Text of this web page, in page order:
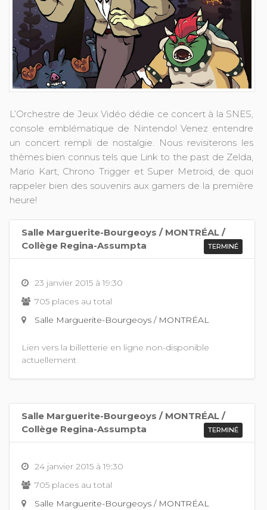
L’Orchestre de Jeux Vidéo dédie ce concert à la SNES,
console emblématique de Nintendo! Venez entendre
un concert rempli de nostalgie. Nous revisiterons les
thèmes bien connus tels que Link to the past de Zelda,
Mario Kart, Chrono Trigger et Super Metroid, de quoi
rappeler bien des souvenirs aux gamers de la première
heure!
Salle Marguerite-Bourgeoys / MONTRÉAL /
Collège Regina-Assumpta
TERMINÉ
23 janvier 2015 à 19:30
705 places au total
Salle Marguerite-Bourgeoys / MONTRÉAL
Lien vers la billetterie en ligne non-disponible
actuellement
Salle Marguerite-Bourgeoys / MONTRÉAL /
Collège Regina-Assumpta
TERMINÉ
24 janvier 2015 à 19:30
705 places au total
Salle Marguerite-Bourgeoys / MONTRÉAL